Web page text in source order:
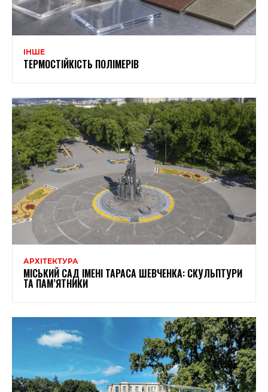
ІНШЕ
ТЕРМОСТІЙКІСТЬ ПОЛІМЕРІВ
АРХІТЕКТУРА
МІСЬКИЙ САД ІМЕНІ ТАРАСА ШЕВЧЕНКА: СКУЛЬПТУРИ
ТА ПАМ’ЯТНИКИ